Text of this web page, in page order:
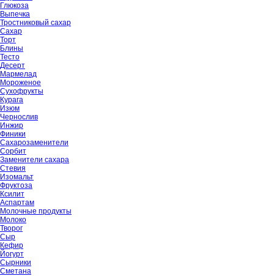
Глюкоза
Выпечка
Тростниковый сахар
Сахар
Торт
Блины
Тесто
Десерт
Мармелад
Мороженое
Сухофрукты
Курага
Изюм
Чернослив
Инжир
Финики
Сахарозаменители
Сорбит
Заменители сахара
Стевия
Изомальт
Фруктоза
Ксилит
Аспартам
Молочные продукты
Молоко
Творог
Сыр
Кефир
Йогурт
Сырники
Сметана